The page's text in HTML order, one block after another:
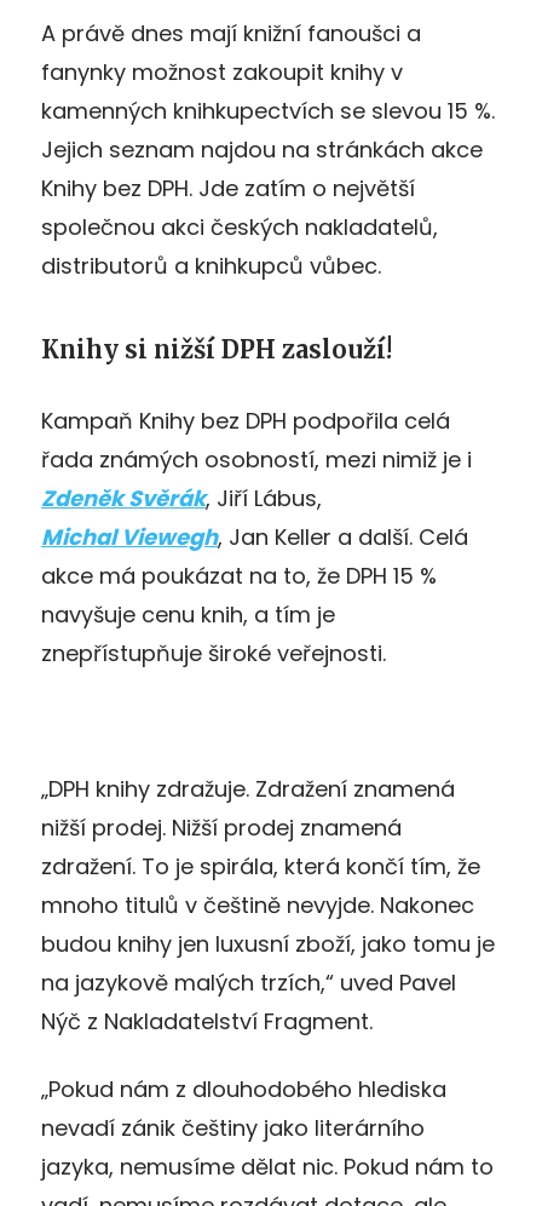
A právě dnes mají knižní fanoušci a
fanynky možnost zakoupit knihy v
kamenných knihkupectvích se slevou 15 %.
Jejich seznam najdou na stránkách akce
Knihy bez DPH. Jde zatím o největší
společnou akci českých nakladatelů,
distributorů a knihkupců vůbec.
Knihy si nižší DPH zaslouží!
Kampaň Knihy bez DPH podpořila celá
řada známých osobností, mezi nimiž je i
Zdeněk Svěrák, Jiří Lábus,
Michal Viewegh, Jan Keller a další. Celá
akce má poukázat na to, že DPH 15 %
navyšuje cenu knih, a tím je
znepřístupňuje široké veřejnosti.
„DPH knihy zdražuje. Zdražení znamená
nižší prodej. Nižší prodej znamená
zdražení. To je spirála, která končí tím, že
mnoho titulů v češtině nevyjde. Nakonec
budou knihy jen luxusní zboží, jako tomu je
na jazykově malých trzích,“ uved Pavel
Nýč z Nakladatelství Fragment.
„Pokud nám z dlouhodobého hlediska
nevadí zánik češtiny jako literárního
jazyka, nemusíme dělat nic. Pokud nám to